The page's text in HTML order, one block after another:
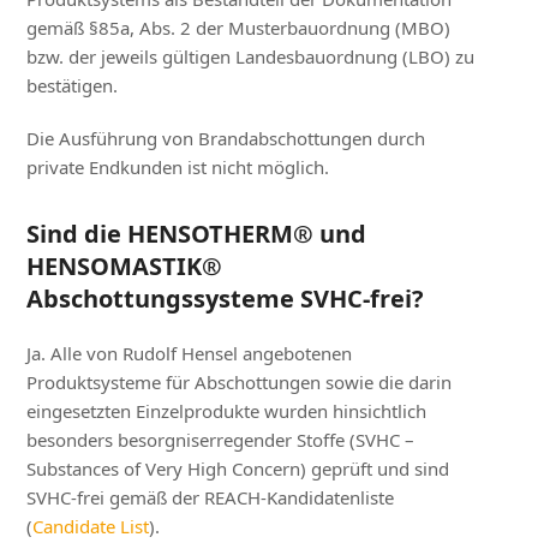
gemäß §85a, Abs. 2 der Musterbauordnung (MBO)
bzw. der jeweils gültigen Landesbauordnung (LBO) zu
bestätigen.
Die Ausführung von Brandabschottungen durch
private Endkunden ist nicht möglich.
Sind die HENSOTHERM® und
HENSOMASTIK®
Abschottungssysteme SVHC-frei?
Ja. Alle von Rudolf Hensel angebotenen
Produktsysteme für Abschottungen sowie die darin
eingesetzten Einzelprodukte wurden hinsichtlich
besonders besorgniserregender Stoffe (SVHC –
Substances of Very High Concern) geprüft und sind
SVHC-frei gemäß der REACH-Kandidatenliste
(Candidate List).